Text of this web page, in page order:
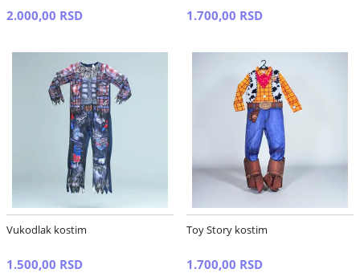
2.000,00 RSD 1.700,00 RSD
Vukodlak kostim
1.500,00 RSD
Toy Story kostim
1.700,00 RSD